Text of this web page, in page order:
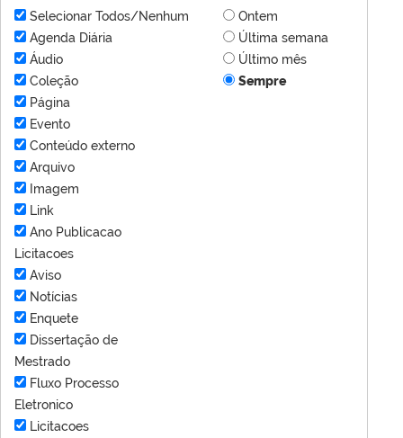
Selecionar Todos/Nenhum
Agenda Diária
Áudio
Coleção
Página
Evento
Conteúdo externo
Arquivo
Imagem
Link
Ano Publicacao
Licitacoes
Aviso
Notícias
Enquete
Dissertação de
Mestrado
Fluxo Processo
Eletronico
Licitacoes
Ontem
Última semana
Último mês
Sempre